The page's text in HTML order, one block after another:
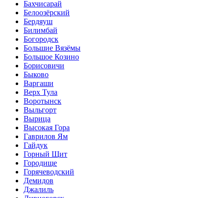
Бахчисарай
Белоозёрский
Бердяуш
Билимбай
Богородск
Большие Вязёмы
Большое Козино
Борисовичи
Быково
Варгаши
Верх Тула
Воротынск
Выльгорт
Вырица
Высокая Гора
Гаврилов Ям
Гайдук
Горный Щит
Городище
Горячеводский
Демидов
Джалиль